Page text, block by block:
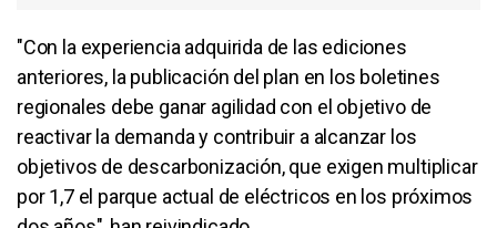
"Con la experiencia adquirida de las ediciones
anteriores, la publicación del plan en los boletines
regionales debe ganar agilidad con el objetivo de
reactivar la demanda y contribuir a alcanzar los
objetivos de descarbonización, que exigen multiplicar
por 1,7 el parque actual de eléctricos en los próximos